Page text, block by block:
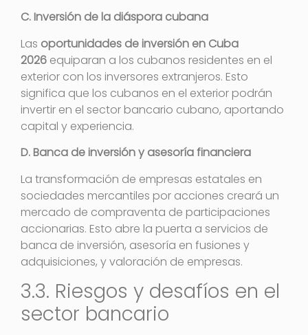
C. Inversión de la diáspora cubana
Las oportunidades de inversión en Cuba
2026 equiparan a los cubanos residentes en el
exterior con los inversores extranjeros. Esto
significa que los cubanos en el exterior podrán
invertir en el sector bancario cubano, aportando
capital y experiencia.
D. Banca de inversión y asesoría financiera
La transformación de empresas estatales en
sociedades mercantiles por acciones creará un
mercado de compraventa de participaciones
accionarias. Esto abre la puerta a servicios de
banca de inversión, asesoría en fusiones y
adquisiciones, y valoración de empresas.
3.3. Riesgos y desafíos en el
sector bancario